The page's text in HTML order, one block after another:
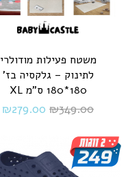
משטח פעילות מודולרי
לתינוק – גלקסיה בז'
180*180 ס"מ XL
₪349.00
₪279.00